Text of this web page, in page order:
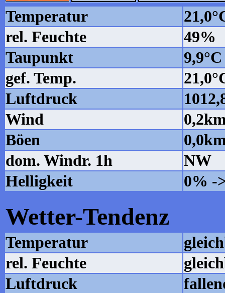
Temperatur
rel. Feuchte
49%
Taupunkt
9,9°C
gef. Temp.
Luftdruck
Wind
Böen
dom. Windr. 1h
NW
Helligkeit
0% -
Wetter-Tendenz
Temperatur
rel. Feuchte
Luftdruck